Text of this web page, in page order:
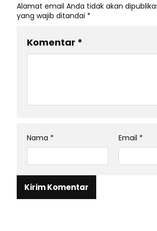
Alamat email Anda tidak akan
yang wajib ditandai *
Komentar *
Nama * Email *